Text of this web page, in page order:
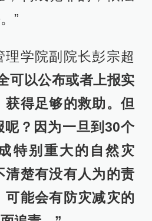
”
理学院副院长彭宗超
可以公布或者上报实
获得足够的救助。但
呢？因为一旦到30个
特别重大的自然灾
清楚有没有人为的责
可能会有防灾减灾的